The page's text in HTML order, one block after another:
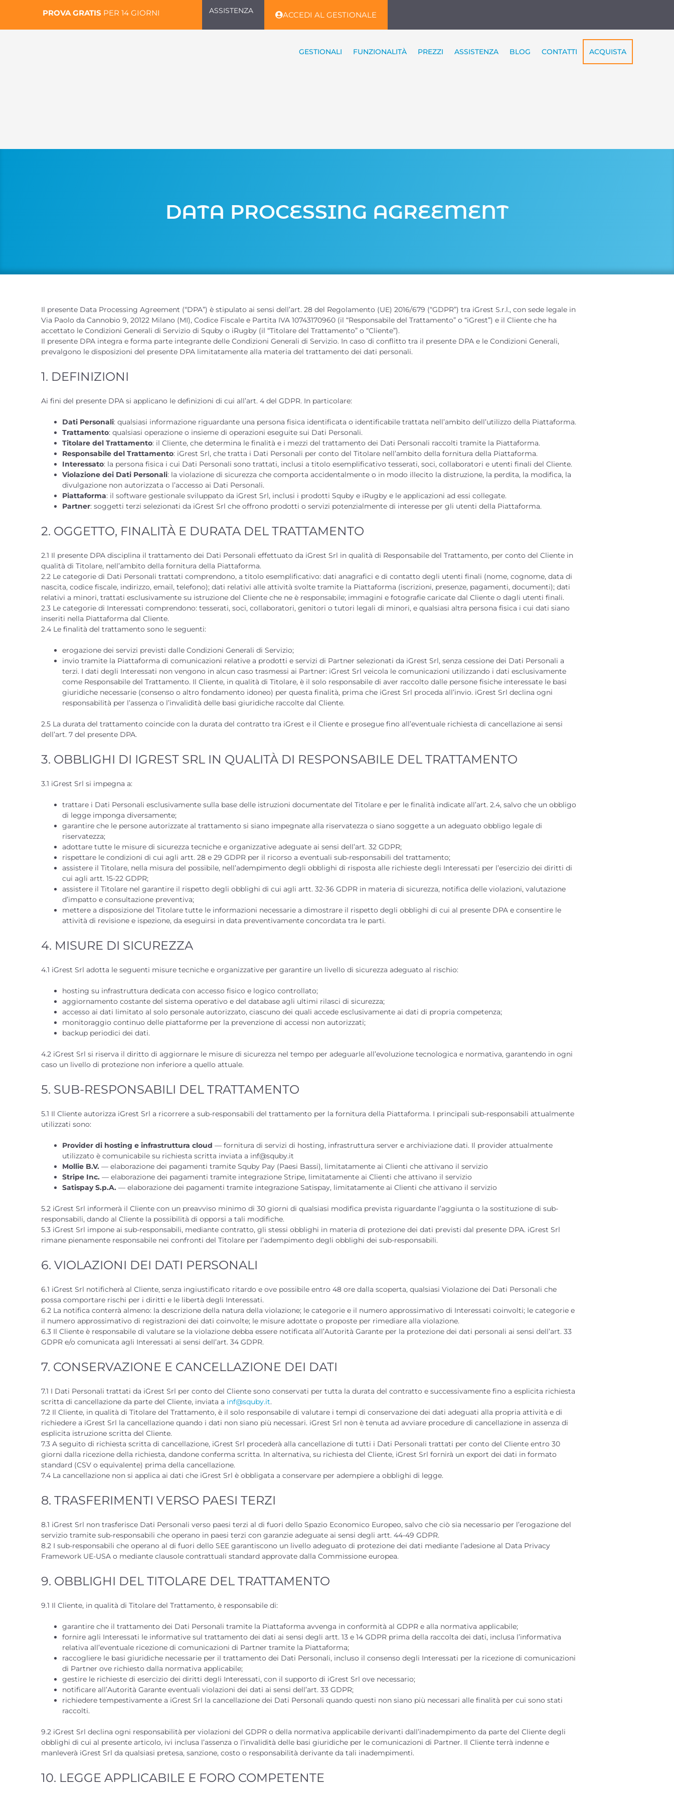
PROVA GRATIS PER 14 GIORNI ASSISTENZA ACCEDI AL GESTIONALE
GESTIONALI FUNZIONALITÀ PREZZI ASSISTENZA BLOG CONTATTI ACQUISTA
DATA PROCESSING AGREEMENT
Il presente Data Processing Agreement (“DPA”) è stipulato ai sensi dell’art. 28 del Regolamento (UE) 2016/679 (“GDPR”) tra iGrest S.r.l., con sede legale in
Via Paolo da Cannobio 9, 20122 Milano (MI), Codice Fiscale e Partita IVA 10743170960 (il “Responsabile del Trattamento” o “iGrest”) e il Cliente che ha
accettato le Condizioni Generali di Servizio di Squby o iRugby (il “Titolare del Trattamento” o “Cliente”).
Il presente DPA integra e forma parte integrante delle Condizioni Generali di Servizio. In caso di conflitto tra il presente DPA e le Condizioni Generali,
prevalgono le disposizioni del presente DPA limitatamente alla materia del trattamento dei dati personali.
1. DEFINIZIONI
Ai fini del presente DPA si applicano le definizioni di cui all’art. 4 del GDPR. In particolare:
Dati Personali: qualsiasi informazione riguardante una persona fisica identificata o identificabile trattata nell’ambito dell’utilizzo della Piattaforma.
Trattamento: qualsiasi operazione o insieme di operazioni eseguite sui Dati Personali.
Titolare del Trattamento: il Cliente, che determina le finalità e i mezzi del trattamento dei Dati Personali raccolti tramite la Piattaforma.
Responsabile del Trattamento: iGrest Srl, che tratta i Dati Personali per conto del Titolare nell’ambito della fornitura della Piattaforma.
Interessato: la persona fisica i cui Dati Personali sono trattati, inclusi a titolo esemplificativo tesserati, soci, collaboratori e utenti finali del Cliente.
Violazione dei Dati Personali: la violazione di sicurezza che comporta accidentalmente o in modo illecito la distruzione, la perdita, la modifica, la
divulgazione non autorizzata o l’accesso ai Dati Personali.
Piattaforma: il software gestionale sviluppato da iGrest Srl, inclusi i prodotti Squby e iRugby e le applicazioni ad essi collegate.
Partner: soggetti terzi selezionati da iGrest Srl che offrono prodotti o servizi potenzialmente di interesse per gli utenti della Piattaforma.
2. OGGETTO, FINALITÀ E DURATA DEL TRATTAMENTO
2.1 Il presente DPA disciplina il trattamento dei Dati Personali effettuato da iGrest Srl in qualità di Responsabile del Trattamento, per conto del Cliente in
qualità di Titolare, nell’ambito della fornitura della Piattaforma.
2.2 Le categorie di Dati Personali trattati comprendono, a titolo esemplificativo: dati anagrafici e di contatto degli utenti finali (nome, cognome, data di
nascita, codice fiscale, indirizzo, email, telefono); dati relativi alle attività svolte tramite la Piattaforma (iscrizioni, presenze, pagamenti, documenti); dati
relativi a minori, trattati esclusivamente su istruzione del Cliente che ne è responsabile; immagini e fotografie caricate dal Cliente o dagli utenti finali.
2.3 Le categorie di Interessati comprendono: tesserati, soci, collaboratori, genitori o tutori legali di minori, e qualsiasi altra persona fisica i cui dati siano
inseriti nella Piattaforma dal Cliente.
2.4 Le finalità del trattamento sono le seguenti:
erogazione dei servizi previsti dalle Condizioni Generali di Servizio;
invio tramite la Piattaforma di comunicazioni relative a prodotti e servizi di Partner selezionati da iGrest Srl, senza cessione dei Dati Personali a
terzi. I dati degli Interessati non vengono in alcun caso trasmessi ai Partner: iGrest Srl veicola le comunicazioni utilizzando i dati esclusivamente
come Responsabile del Trattamento. Il Cliente, in qualità di Titolare, è il solo responsabile di aver raccolto dalle persone fisiche interessate le basi
giuridiche necessarie (consenso o altro fondamento idoneo) per questa finalità, prima che iGrest Srl proceda all’invio. iGrest Srl declina ogni
responsabilità per l’assenza o l’invalidità delle basi giuridiche raccolte dal Cliente.
2.5 La durata del trattamento coincide con la durata del contratto tra iGrest e il Cliente e prosegue fino all’eventuale richiesta di cancellazione ai sensi
dell’art. 7 del presente DPA.
3. OBBLIGHI DI IGREST SRL IN QUALITÀ DI RESPONSABILE DEL TRATTAMENTO
3.1 iGrest Srl si impegna a:
trattare i Dati Personali esclusivamente sulla base delle istruzioni documentate del Titolare e per le finalità indicate all’art. 2.4, salvo che un obbligo
di legge imponga diversamente;
garantire che le persone autorizzate al trattamento si siano impegnate alla riservatezza o siano soggette a un adeguato obbligo legale di
riservatezza;
adottare tutte le misure di sicurezza tecniche e organizzative adeguate ai sensi dell’art. 32 GDPR;
rispettare le condizioni di cui agli artt. 28 e 29 GDPR per il ricorso a eventuali sub-responsabili del trattamento;
assistere il Titolare, nella misura del possibile, nell’adempimento degli obblighi di risposta alle richieste degli Interessati per l’esercizio dei diritti di
cui agli artt. 15-22 GDPR;
assistere il Titolare nel garantire il rispetto degli obblighi di cui agli artt. 32-36 GDPR in materia di sicurezza, notifica delle violazioni, valutazione
d’impatto e consultazione preventiva;
mettere a disposizione del Titolare tutte le informazioni necessarie a dimostrare il rispetto degli obblighi di cui al presente DPA e consentire le
attività di revisione e ispezione, da eseguirsi in data preventivamente concordata tra le parti.
4. MISURE DI SICUREZZA
4.1 iGrest Srl adotta le seguenti misure tecniche e organizzative per garantire un livello di sicurezza adeguato al rischio:
hosting su infrastruttura dedicata con accesso fisico e logico controllato;
aggiornamento costante del sistema operativo e del database agli ultimi rilasci di sicurezza;
accesso ai dati limitato al solo personale autorizzato, ciascuno dei quali accede esclusivamente ai dati di propria competenza;
monitoraggio continuo delle piattaforme per la prevenzione di accessi non autorizzati;
backup periodici dei dati.
4.2 iGrest Srl si riserva il diritto di aggiornare le misure di sicurezza nel tempo per adeguarle all’evoluzione tecnologica e normativa, garantendo in ogni
caso un livello di protezione non inferiore a quello attuale.
5. SUB-RESPONSABILI DEL TRATTAMENTO
5.1 Il Cliente autorizza iGrest Srl a ricorrere a sub-responsabili del trattamento per la fornitura della Piattaforma. I principali sub-responsabili attualmente
utilizzati sono:
Provider di hosting e infrastruttura cloud — fornitura di servizi di hosting, infrastruttura server e archiviazione dati. Il provider attualmente
utilizzato è comunicabile su richiesta scritta inviata a inf@squby.it
Mollie B.V. — elaborazione dei pagamenti tramite Squby Pay (Paesi Bassi), limitatamente ai Clienti che attivano il servizio
Stripe Inc. — elaborazione dei pagamenti tramite integrazione Stripe, limitatamente ai Clienti che attivano il servizio
Satispay S.p.A. — elaborazione dei pagamenti tramite integrazione Satispay, limitatamente ai Clienti che attivano il servizio
5.2 iGrest Srl informerà il Cliente con un preavviso minimo di 30 giorni di qualsiasi modifica prevista riguardante l’aggiunta o la sostituzione di sub-
responsabili, dando al Cliente la possibilità di opporsi a tali modifiche.
5.3 iGrest Srl impone ai sub-responsabili, mediante contratto, gli stessi obblighi in materia di protezione dei dati previsti dal presente DPA. iGrest Srl
rimane pienamente responsabile nei confronti del Titolare per l’adempimento degli obblighi dei sub-responsabili.
6. VIOLAZIONI DEI DATI PERSONALI
6.1 iGrest Srl notificherà al Cliente, senza ingiustificato ritardo e ove possibile entro 48 ore dalla scoperta, qualsiasi Violazione dei Dati Personali che
possa comportare rischi per i diritti e le libertà degli Interessati.
6.2 La notifica conterrà almeno: la descrizione della natura della violazione; le categorie e il numero approssimativo di Interessati coinvolti; le categorie e
il numero approssimativo di registrazioni dei dati coinvolte; le misure adottate o proposte per rimediare alla violazione.
6.3 Il Cliente è responsabile di valutare se la violazione debba essere notificata all’Autorità Garante per la protezione dei dati personali ai sensi dell’art. 33
GDPR e/o comunicata agli Interessati ai sensi dell’art. 34 GDPR.
7. CONSERVAZIONE E CANCELLAZIONE DEI DATI
7.1 I Dati Personali trattati da iGrest Srl per conto del Cliente sono conservati per tutta la durata del contratto e successivamente fino a esplicita richiesta
scritta di cancellazione da parte del Cliente, inviata a inf@squby.it.
7.2 Il Cliente, in qualità di Titolare del Trattamento, è il solo responsabile di valutare i tempi di conservazione dei dati adeguati alla propria attività e di
richiedere a iGrest Srl la cancellazione quando i dati non siano più necessari. iGrest Srl non è tenuta ad avviare procedure di cancellazione in assenza di
esplicita istruzione scritta del Cliente.
7.3 A seguito di richiesta scritta di cancellazione, iGrest Srl procederà alla cancellazione di tutti i Dati Personali trattati per conto del Cliente entro 30
giorni dalla ricezione della richiesta, dandone conferma scritta. In alternativa, su richiesta del Cliente, iGrest Srl fornirà un export dei dati in formato
standard (CSV o equivalente) prima della cancellazione.
7.4 La cancellazione non si applica ai dati che iGrest Srl è obbligata a conservare per adempiere a obblighi di legge.
8. TRASFERIMENTI VERSO PAESI TERZI
8.1 iGrest Srl non trasferisce Dati Personali verso paesi terzi al di fuori dello Spazio Economico Europeo, salvo che ciò sia necessario per l’erogazione del
servizio tramite sub-responsabili che operano in paesi terzi con garanzie adeguate ai sensi degli artt. 44-49 GDPR.
8.2 I sub-responsabili che operano al di fuori dello SEE garantiscono un livello adeguato di protezione dei dati mediante l’adesione al Data Privacy
Framework UE-USA o mediante clausole contrattuali standard approvate dalla Commissione europea.
9. OBBLIGHI DEL TITOLARE DEL TRATTAMENTO
9.1 Il Cliente, in qualità di Titolare del Trattamento, è responsabile di:
garantire che il trattamento dei Dati Personali tramite la Piattaforma avvenga in conformità al GDPR e alla normativa applicabile;
fornire agli Interessati le informative sul trattamento dei dati ai sensi degli artt. 13 e 14 GDPR prima della raccolta dei dati, inclusa l’informativa
relativa all’eventuale ricezione di comunicazioni di Partner tramite la Piattaforma;
raccogliere le basi giuridiche necessarie per il trattamento dei Dati Personali, incluso il consenso degli Interessati per la ricezione di comunicazioni
di Partner ove richiesto dalla normativa applicabile;
gestire le richieste di esercizio dei diritti degli Interessati, con il supporto di iGrest Srl ove necessario;
notificare all’Autorità Garante eventuali violazioni dei dati ai sensi dell’art. 33 GDPR;
richiedere tempestivamente a iGrest Srl la cancellazione dei Dati Personali quando questi non siano più necessari alle finalità per cui sono stati
raccolti.
9.2 iGrest Srl declina ogni responsabilità per violazioni del GDPR o della normativa applicabile derivanti dall’inadempimento da parte del Cliente degli
obblighi di cui al presente articolo, ivi inclusa l’assenza o l’invalidità delle basi giuridiche per le comunicazioni di Partner. Il Cliente terrà indenne e
manleverà iGrest Srl da qualsiasi pretesa, sanzione, costo o responsabilità derivante da tali inadempimenti.
10. LEGGE APPLICABILE E FORO COMPETENTE